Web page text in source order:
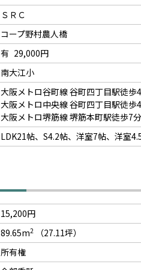
ＳＲＣ
コープ野村農人橋
有 29,000円
南大江小
大阪メトロ谷町線 谷町四丁目駅徒歩
大阪メトロ中央線 谷町四丁目駅徒歩
大阪メトロ堺筋線 堺筋本町駅徒歩7分
LDK21帖、S4.2帖、洋室7帖、洋室
15,200円
89.65m2 （27.11坪）
所有権